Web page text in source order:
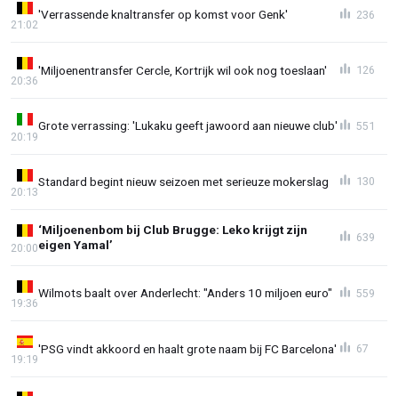
'Verrassende knaltransfer op komst voor Genk'
21:02
236
'Miljoenentransfer Cercle, Kortrijk wil ook nog toeslaan'
20:36
126
Grote verrassing: 'Lukaku geeft jawoord aan nieuwe club'
20:19
551
Standard begint nieuw seizoen met serieuze mokerslag
20:13
130
‘Miljoenenbom bij Club Brugge: Leko krijgt zijn
eigen Yamal’
20:00
639
Wilmots baalt over Anderlecht: "Anders 10 miljoen euro"
19:36
559
'PSG vindt akkoord en haalt grote naam bij FC Barcelona'
19:19
67